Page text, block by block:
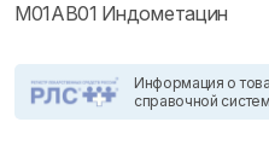
M01AB01 Индометацин
Информация о
справочной